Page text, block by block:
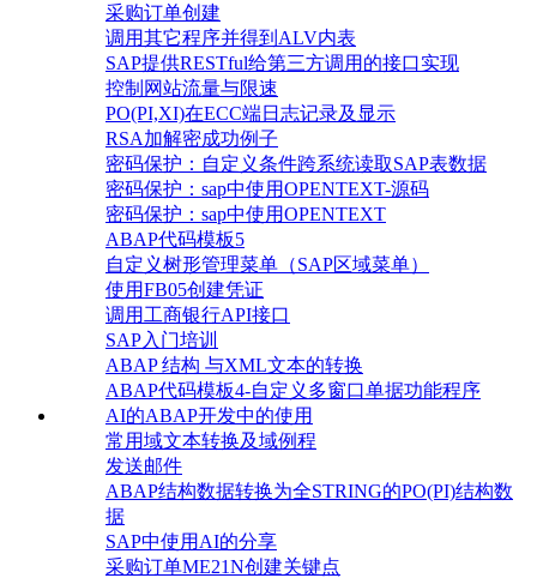
采购订单创建
调用其它程序并得到ALV内表
SAP提供RESTful给第三方调用的接口实现
控制网站流量与限速
PO(PI,XI)在ECC端日志记录及显示
RSA加解密成功例子
密码保护：自定义条件跨系统读取SAP表数据
密码保护：sap中使用OPENTEXT-源码
密码保护：sap中使用OPENTEXT
ABAP代码模板5
自定义树形管理菜单（SAP区域菜单）
使用FB05创建凭证
调用工商银行API接口
SAP入门培训
ABAP 结构 与XML文本的转换
ABAP代码模板4-自定义多窗口单据功能程序
AI的ABAP开发中的使用
常用域文本转换及域例程
发送邮件
ABAP结构数据转换为全STRING的PO(PI)结构数
据
SAP中使用AI的分享
采购订单ME21N创建关键点